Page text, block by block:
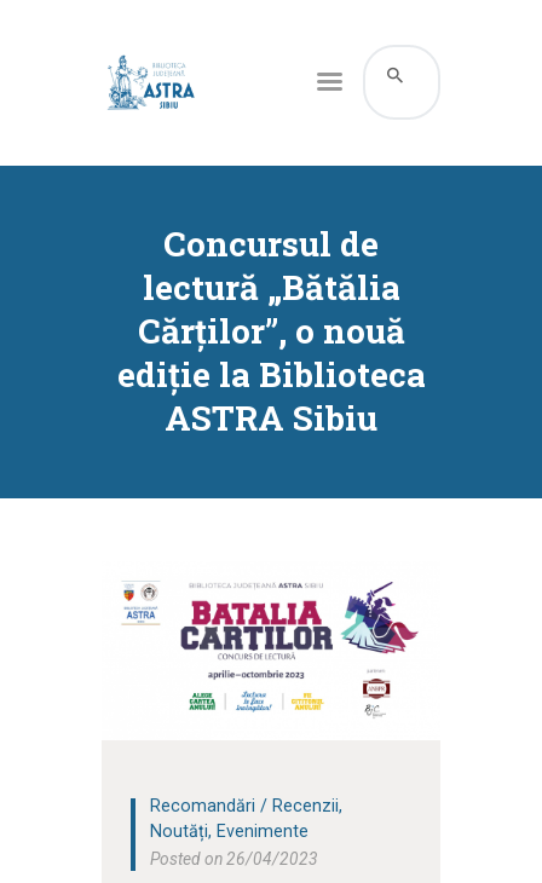
Concursul de
lectură „Bătălia
Cărților”, o nouă
ediție la Biblioteca
ASTRA Sibiu
CATALOG ONLINE
RESURSE
SERVICII
INFORMAȚII UTILE
BLOG
CONTACT
Recomandări / Recenzii,
Noutăți, Evenimente
Posted on 26/04/2023